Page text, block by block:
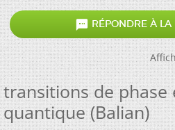
 RÉPONDRE À
transitions de phase
quantique (Balian)